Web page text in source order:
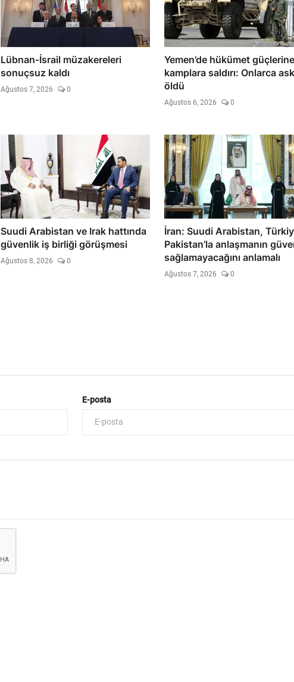
Lübnan-İsrail müzakereleri
sonuçsuz kaldı
Ağustos 7, 2026 0
Yemen’de hükümet
kamplara saldırı: Onlarca
öldü
Ağustos 6, 2026 0
Suudi Arabistan ve Irak hattında
güvenlik iş birliği görüşmesi
Ağustos 8, 2026 0
İran: Suudi Arabistan,
Pakistan’la anlaşmanın
sağlamayacağını anlamalı
Ağustos 7, 2026 0
E-posta